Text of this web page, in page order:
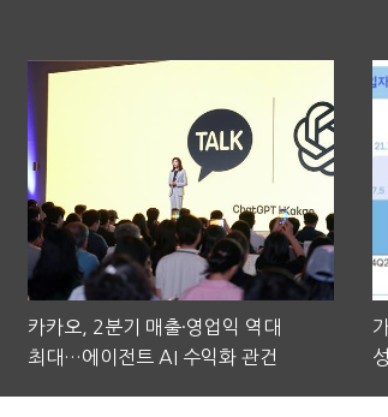
카카오, 2분기 매출·영업익 역대
최대…에이전트 AI 수익화 관건